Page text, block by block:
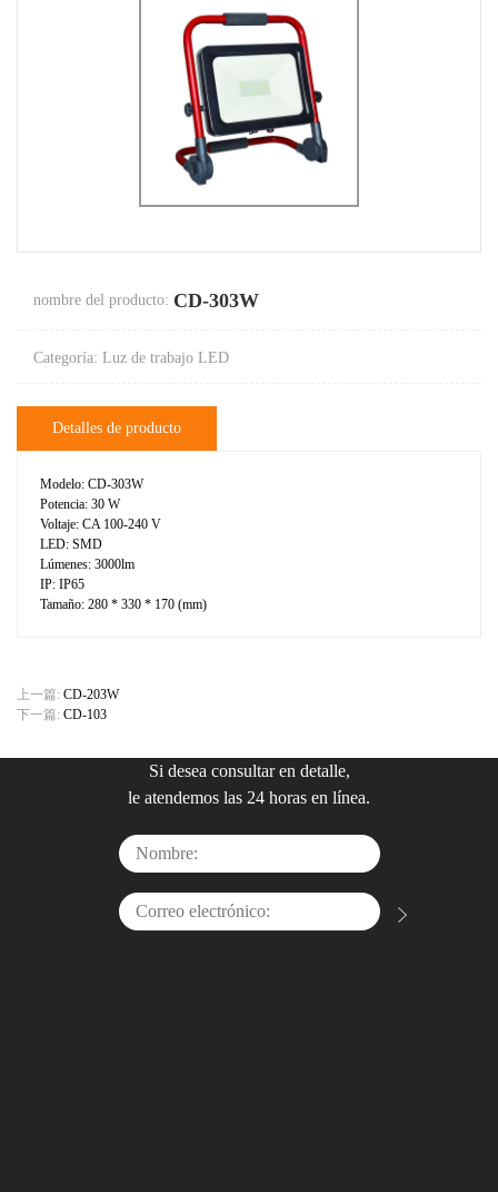
nombre del producto: CD-303W
Categoría: Luz de trabajo LED
Detalles de producto
Modelo: CD-303W
Potencia: 30 W
Voltaje: CA 100-240 V
LED: SMD
Lúmenes: 3000lm
IP: IP65
Tamaño: 280 * 330 * 170 (mm)
上一篇: CD-203W
下一篇: CD-103
Si desea consultar en detalle,
le atendemos las 24 horas en línea.